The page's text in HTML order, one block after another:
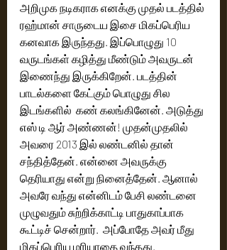
அறிமுக நடிகராக எனக்கு முதல் படத்தில்
ரஹ்மான் சாருடைய இசை மிகப்பெரிய
கனவாக இருந்தது. இப்பொழுது 10
வருடங்கள் கழித்து மீண்டும் அவருடன்
இணைந்து இருக்கிறேன். படத்தின்
பாடல்களை கேட்கும் பொழுது சில
இடங்களில்  கண் கலங்கினேன். அடுத்து
எஸ் டி ஆர் அண்ணன்! முதன்முதலில்
அவரை 2013 இல் லண்டனில் தான்
சந்தித்தேன். என்னை அவருக்கு
தெரியாது என்று நினைத்தேன். ஆனால்
அவரே வந்து என்னிடம் பேசி லண்டனை
முழுவதும் சுற்றிக்காட்டி பாதுகாப்பாக
கூட்டிச் சென்றார்.  அப்போதே அவர் மீது
மிகப்பெரிய மரியாதை வந்தது.